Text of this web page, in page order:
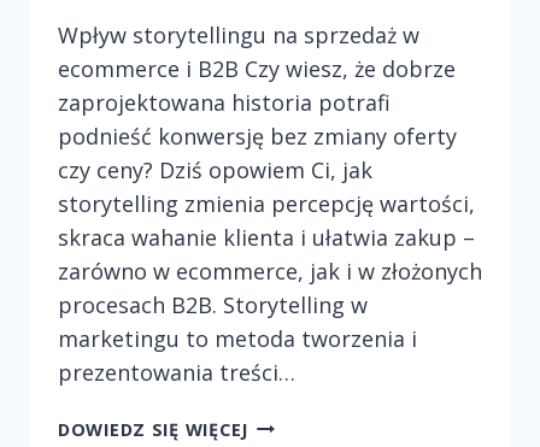
Wpływ storytellingu na sprzedaż w
ecommerce i B2B Czy wiesz, że dobrze
zaprojektowana historia potrafi
podnieść konwersję bez zmiany oferty
czy ceny? Dziś opowiem Ci, jak
storytelling zmienia percepcję wartości,
skraca wahanie klienta i ułatwia zakup –
zarówno w ecommerce, jak i w złożonych
procesach B2B. Storytelling w
marketingu to metoda tworzenia i
prezentowania treści…
DOWIEDZ SIĘ WIĘCEJWPŁYW